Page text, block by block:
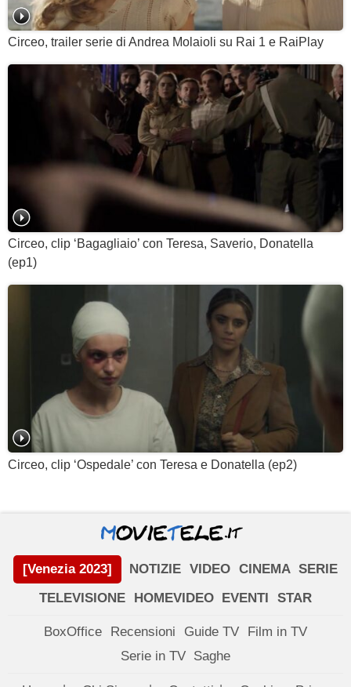
Circeo, trailer serie di Andrea Molaioli su Rai 1 e RaiPlay
Circeo, clip ‘Bagagliaio’ con Teresa, Saverio, Donatella
(ep1)
Circeo, clip ‘Ospedale’ con Teresa e Donatella (ep2)
[Venezia 2023] NOTIZIE VIDEO CINEMA SERIE
TELEVISIONE
HOMEVIDEO EVENTI STAR
BoxOffice Recensioni Guide TV
Film in TV
Serie in TV Saghe